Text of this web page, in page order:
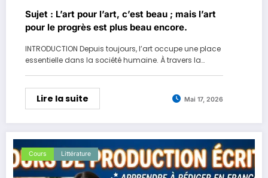
Sujet : L’art pour l’art, c’est beau ; mais l’art
pour le progrès est plus beau encore.
INTRODUCTION Depuis toujours, l’art occupe une place
essentielle dans la société humaine. À travers la…
Lire la suite Mai 17, 2026
Cours Littérature